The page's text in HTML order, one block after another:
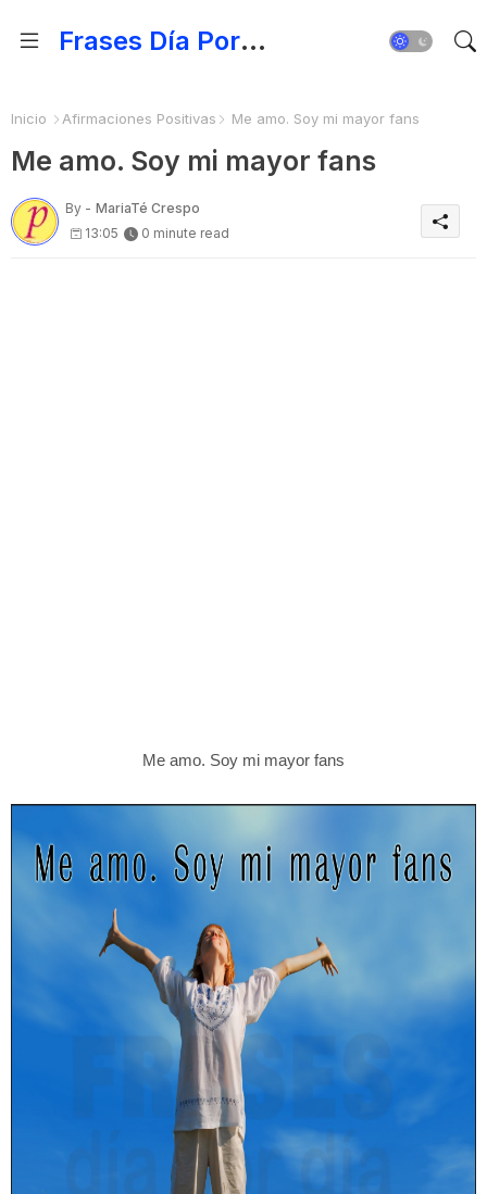
Frases Día Por Día - Para Fortalecer el Espíritu
Inicio Afirmaciones Positivas Me amo. Soy mi mayor fans
Me amo. Soy mi mayor fans
By - MariaTé Crespo
13:05
0 minute read
Me amo. Soy mi mayor fans